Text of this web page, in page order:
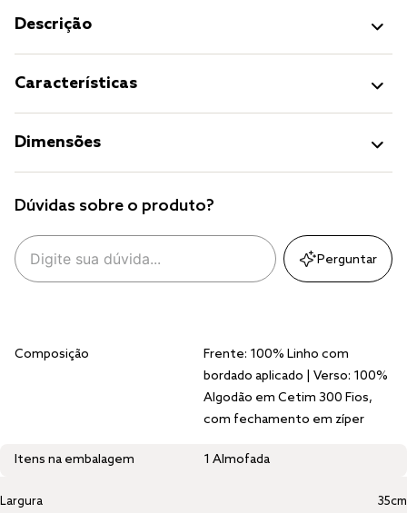
Descrição
Características
Dimensões
Dúvidas sobre o produto?
Perguntar
Composição
Frente: 100% Linho com
bordado aplicado | Verso: 100%
Algodão em Cetim 300 Fios,
com fechamento em zíper
Itens na embalagem 1 Almofada
Largura 35cm